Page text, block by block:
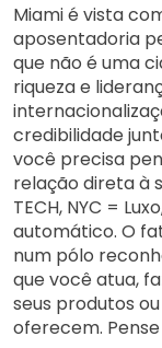
Miami é vista
aposentadoria
que não é uma
riqueza e
credibilidade
você precisa
relação direta à
TECH, NYC =
automático. O
num pólo
que você atua,
seus produtos
oferecem. Pense